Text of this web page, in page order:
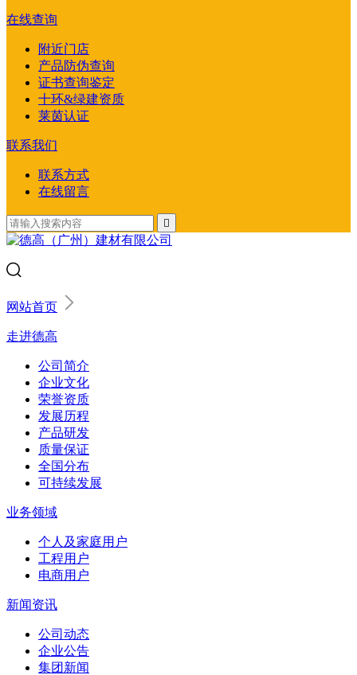
在线查询
附近门店
产品防伪查询
证书查询鉴定
十环&绿建资质
莱茵认证
联系我们
联系方式
在线留言

网站首页
走进德高
公司简介
企业文化
荣誉资质
发展历程
产品研发
质量保证
全国分布
可持续发展
业务领域
个人及家庭用户
工程用户
电商用户
新闻资讯
公司动态
企业公告
集团新闻